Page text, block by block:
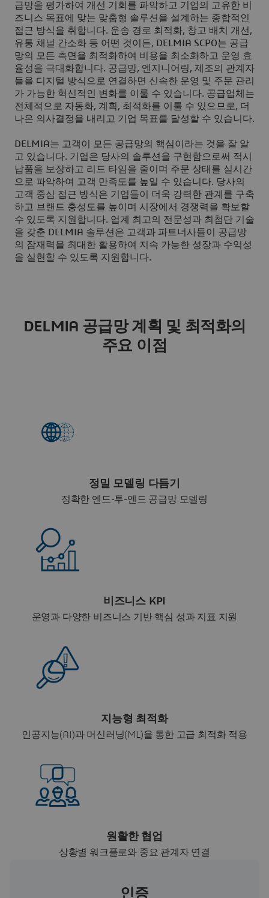
급망을 평가하여 개선 기회를 파악하고 기업의 고유한 비
즈니스 목표에 맞는 맞춤형 솔루션을 설계하는 종합적인
접근 방식을 취합니다. 운송 경로 최적화, 창고 배치 개선,
유통 채널 간소화 등 어떤 것이든, DELMIA SCPO는 공급
망의 모든 측면을 최적화하여 비용을 최소화하고 운영 효
율성을 극대화합니다. 공급망, 엔지니어링, 제조의 관계자
들을 디지털 방식으로 연결하면 신속한 운영 및 주문 관리
가 가능한 혁신적인 변화를 이룰 수 있습니다. 공급업체는
전체적으로 자동화, 계획, 최적화를 이룰 수 있으므로, 더
나은 의사결정을 내리고 기업 목표를 달성할 수 있습니다.
DELMIA는 고객이 모든 공급망의 핵심이라는 것을 잘 알
고 있습니다. 기업은 당사의 솔루션을 구현함으로써 적시
납품을 보장하고 리드 타임을 줄이며 주문 상태를 실시간
으로 파악하여 고객 만족도를 높일 수 있습니다. 당사의
고객 중심 접근 방식은 기업들이 더욱 강력한 관계를 구축
하고 브랜드 충성도를 높이며 시장에서 경쟁력을 확보할
수 있도록 지원합니다. 업계 최고의 전문성과 최첨단 기술
을 갖춘 DELMIA 솔루션은 고객과 파트너사들이 공급망
의 잠재력을 최대한 활용하여 지속 가능한 성장과 수익성
을 실현할 수 있도록 지원합니다.
DELMIA 공급망 계획 및 최적화의
주요 이점
정밀 모델링 다듬기
정확한 엔드-투-엔드 공급망 모델링
비즈니스 KPI
운영과 다양한 비즈니스 기반 핵심 성과 지표 지원
지능형 최적화
인공지능(AI)과 머신러닝(ML)을 통한 고급 최적화 적용
원활한 협업
상황별 워크플로와 중요 관계자 연결
인증